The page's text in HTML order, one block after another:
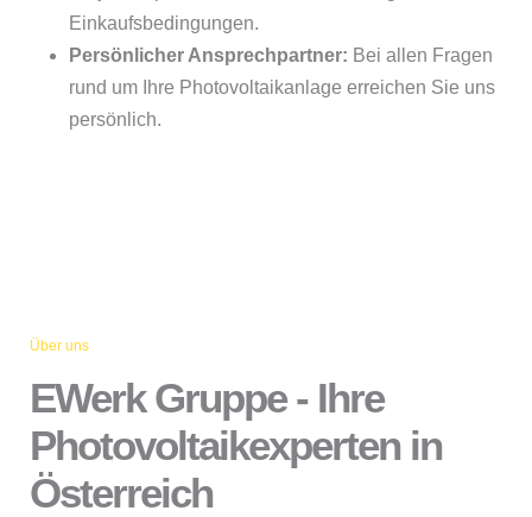
Einkaufsbedingungen.
Persönlicher Ansprechpartner: Bei allen Fragen
rund um Ihre Photovoltaikanlage erreichen Sie uns
persönlich.
Über uns
EWerk Gruppe - Ihre
Photovoltaikexperten in
Österreich